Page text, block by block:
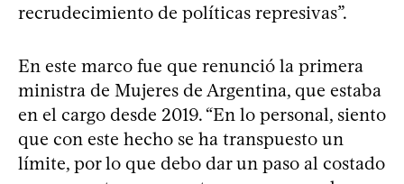
recrudecimiento de políticas represivas”.
En este marco fue que renunció la primera
ministra de Mujeres de Argentina, que estaba
en el cargo desde 2019. “En lo personal, siento
que con este hecho se ha transpuesto un
límite, por lo que debo dar un paso al costado